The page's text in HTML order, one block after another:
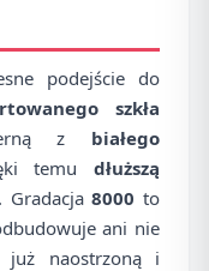
podejście do
szkła
z białego
temu dłuższą
Gradacja8000 to
ani nie
już naostrzoną i